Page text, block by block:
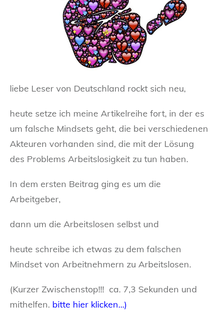
liebe Leser von Deutschland rockt sich neu,
heute setze ich meine Artikelreihe fort, in der es
um falsche Mindsets geht, die bei verschiedenen
Akteuren vorhanden sind, die mit der Lösung
des Problems Arbeitslosigkeit zu tun haben.
In dem ersten Beitrag ging es um die
Arbeitgeber,
dann um die Arbeitslosen selbst und
heute schreibe ich etwas zu dem falschen
Mindset von Arbeitnehmern zu Arbeitslosen.
(Kurzer Zwischenstop!!! ca. 7,3 Sekunden und
mithelfen. bitte hier klicken…)